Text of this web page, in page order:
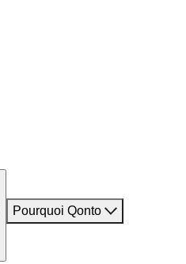
Pourquoi Qonto